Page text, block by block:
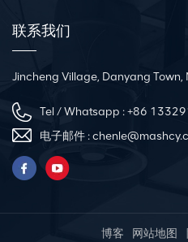
联系我们
Jincheng Village, Danyang Town,
Tel / Whatsapp :+86
电子邮件 :
博客 网站地图